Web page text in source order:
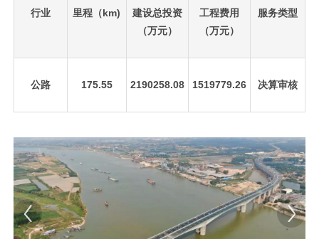
行业 里程（km)
建设总投资
（万元）
工程费用
（万元）
服务类型
公路 175.55 2190258.08 1519779.26 决算审核
先
设
置
数
据